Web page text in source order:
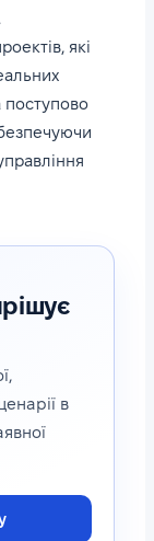
які
поступово
в